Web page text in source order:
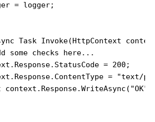
= logger;
Task Invoke(HttpContext
add some checks here...
=
=